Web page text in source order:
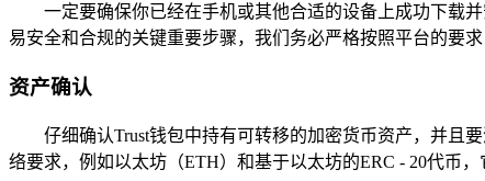
一定要确保你已经在手机或其他合适的设备上成功下载
易安全和合规的关键重要步骤，我们务必严格按照平台的要
资产确认
仔细确认Trust钱包中持有可转移的加密货币资产，并且
络要求，例如以太坊（ETH）和基于以太坊的ERC - 20代币